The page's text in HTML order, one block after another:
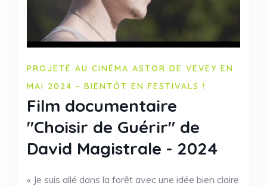
PROJETÉ AU CINÉMA ASTOR DE VEVEY EN
MAI 2024 - BIENTÔT EN FESTIVALS !
Film documentaire
"Choisir de Guérir" de
David Magistrale - 2024
« Je suis allé dans la forêt avec une idée bien claire